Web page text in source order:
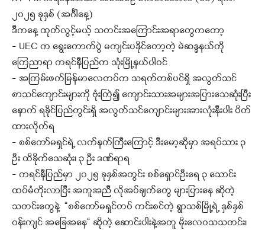
၂၀၂၅ ခုနှစ် (အင်္ဂါနေ့)
ဒီကနေ့ ထုတ်လွင့်မယ့် သတင်းအကြောင်းအရာတွေကတော့
– UEC က ရွေးကောက်ပွဲ မကျင်းပနိုင်တော့တဲ့ မဲဆန္ဒနယ်ကို
ကြေညာရာ ကရင်နီပြည်က သုံးမြို့နယ်ပါဝင်
– အကြမ်းဖက်မြန်မာလေတပ်က သရက်တစ်ပင်ရှိ အလွတ်သင်
စာသင်ကျောင်းများကို ဗုံးကြဲ၍ ကျောင်းသားအများအပြားသေဆုံးပြီး
နောက် ရခိုင်ပြည်တွင်းရှိ အလွတ်သင်ကျောင်းများအားလုံးနီးပါး ပိတ်
ထားလိုက်ရ
– စစ်ကော်မရှင်ရဲ့ လက်နက်ကြီးကြောင့် ဒီးမော့ဆိုမှာ အရပ်သား ၃
ဦး ထိခိုက်သေဆုံး၊ ၃ ဦး ဒဏ်ရာရ
– ကရင်နီပြည်မှာ ၂၀၂၅ ခုနှစ်အတွင်း စစ်ရှောင်ဦးရေ ၃ သောင်း
ထပ်မံတိုးလာပြီး အကူအညီ လိုအပ်ချက်တွေ များပြားနေ ဆိုတဲ့
သတင်းတွေနဲ့ “စစ်ကော်မရှင်တပ် ကင်းစင်တဲ့ ရွာသစ်မြို့ရဲ့ နှစ်နှစ်
ဝန်းကျင် အခြေအနေ“ ဆိုတဲ့ ဆောင်းပါးနဲ့အတူ မိုးလေဝသသတင်း၊